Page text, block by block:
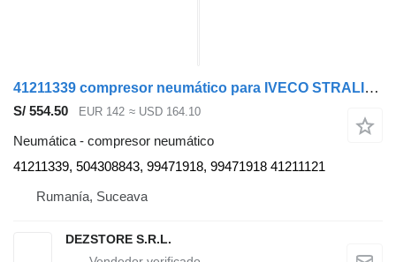
41211339 compresor neumático para IVECO STRALIS cabeza tractora
S/ 554.50 EUR 142 ≈ USD 164.10
Neumática - compresor neumático
41211339, 504308843, 99471918, 99471918 41211121
Rumanía, Suceava
DEZSTORE S.R.L.